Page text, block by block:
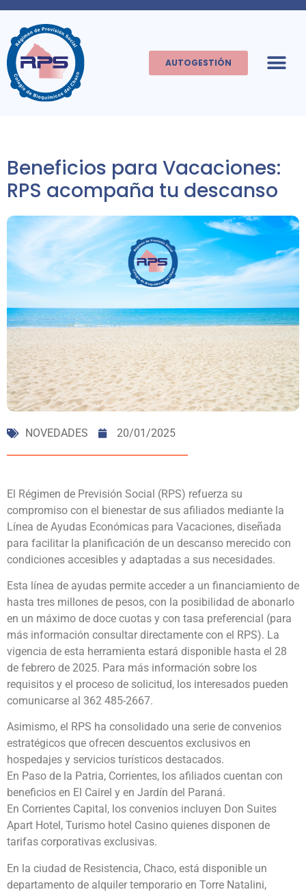
AUTOGESTIÓN
Beneficios para Vacaciones:
RPS acompaña tu descanso
NOVEDADES 20/01/2025
El Régimen de Previsión Social (RPS) refuerza su
compromiso con el bienestar de sus afiliados mediante la
Línea de Ayudas Económicas para Vacaciones, diseñada
para facilitar la planificación de un descanso merecido con
condiciones accesibles y adaptadas a sus necesidades.
Esta línea de ayudas permite acceder a un financiamiento de
hasta tres millones de pesos, con la posibilidad de abonarlo
en un máximo de doce cuotas y con tasa preferencial (para
más información consultar directamente con el RPS). La
vigencia de esta herramienta estará disponible hasta el 28
de febrero de 2025. Para más información sobre los
requisitos y el proceso de solicitud, los interesados pueden
comunicarse al 362 485-2667.
Asimismo, el RPS ha consolidado una serie de convenios
estratégicos que ofrecen descuentos exclusivos en
hospedajes y servicios turísticos destacados.
En Paso de la Patria, Corrientes, los afiliados cuentan con
beneficios en El Cairel y en Jardín del Paraná.
En Corrientes Capital, los convenios incluyen Don Suites
Apart Hotel, Turismo hotel Casino quienes disponen de
tarifas corporativas exclusivas.
En la ciudad de Resistencia, Chaco, está disponible un
departamento de alquiler temporario en Torre Natalini,